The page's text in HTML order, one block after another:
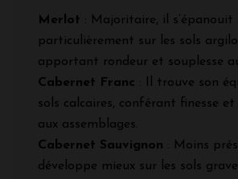
Merlot : Majoritaire, il s’épanouit
particulièrement sur les sols
apportant rondeur et souplesse
Cabernet Franc : Il trouve son
sols calcaires, conférant finesse
aux assemblages.
Cabernet Sauvignon : Moins
développe mieux sur les sols